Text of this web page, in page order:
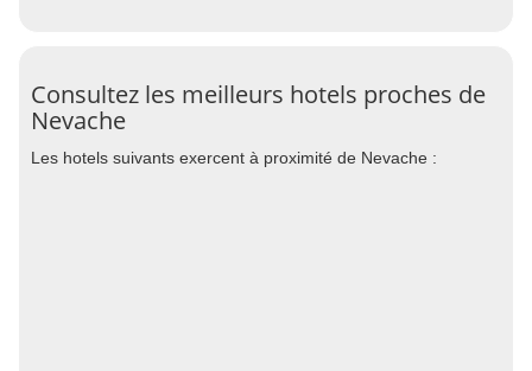
Consultez les meilleurs hotels proches de
Nevache
Les hotels suivants exercent à proximité de Nevache :